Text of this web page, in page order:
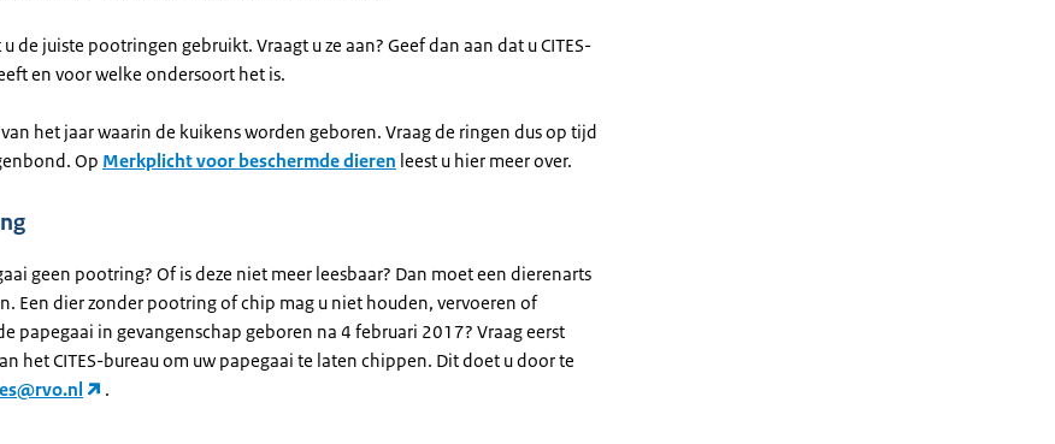
de juiste pootringen gebruikt. Vraagt u ze aan? Geef dan aan dat u CITES-
en voor welke ondersoort het is.
het jaar waarin de kuikens worden geboren. Vraag de ringen dus op tijd
Op Merkplicht voor beschermde dieren leest u hier meer over.
geen pootring? Of is deze niet meer leesbaar? Dan moet een dierenarts
Een dier zonder pootring of chip mag u niet houden, vervoeren of
papegaai in gevangenschap geboren na 4 februari 2017? Vraag eerst
het CITES-bureau om uw papegaai te laten chippen. Dit doet u door te
.